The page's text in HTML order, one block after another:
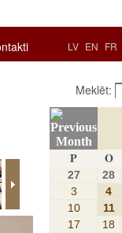
LV EN FR
Meklēt:
P
O
27 28
3
4
10
11
17
18